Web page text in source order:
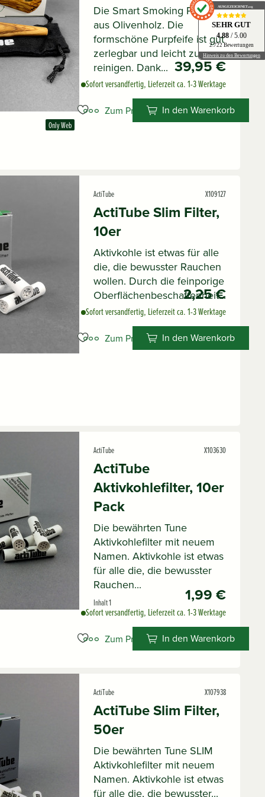
Only Web
Die Smart Smoking Pfeife
aus Olivenholz. Die
formschöne Purpfeife ist gut
zerlegbar und leicht zu
reinigen. Dank... 39,95 €
Sofort versandfertig, Lieferzeit ca. 1-3 Werktage
In den Warenkorb
Zum Produkt
ActiTube X109127
ActiTube Slim Filter,
10er
Aktivkohle ist etwas für alle
die, die bewusster Rauchen
wollen. Durch die feinporige
Oberflächenbeschaffenheit...
2,25 €
Sofort versandfertig, Lieferzeit ca. 1-3 Werktage
In den Warenkorb
Zum Produkt
ActiTube X103630
ActiTube
Aktivkohlefilter, 10er
Pack
Die bewährten Tune
Aktivkohlefilter mit neuem
Namen. Aktivkohle ist etwas
für alle die, die bewusster
Rauchen...
Inhalt1 1,99 €
Sofort versandfertig, Lieferzeit ca. 1-3 Werktage
In den Warenkorb
Zum Produkt
ActiTube X107938
ActiTube Slim Filter,
50er
Die bewährten Tune SLIM
Aktivkohlefilter mit neuem
Namen. Aktivkohle ist etwas
für alle die, die bewusster...
AUSGEZEICHNET.org
SEHR GUT
4.88 / 5.00
2.722 Bewertungen
Hinweis zu den Bewertungen